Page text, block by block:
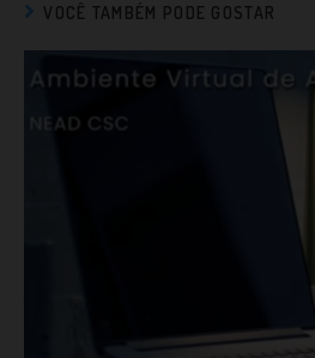
VOCÊ TAMBÉM PODE GOSTAR